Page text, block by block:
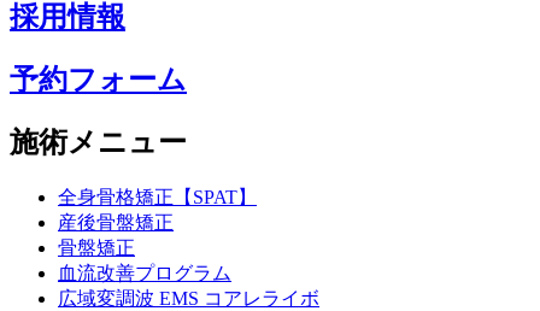
採用情報
予約フォーム
施術メニュー
全身骨格矯正【SPAT】
産後骨盤矯正
骨盤矯正
血流改善プログラム
広域変調波 EMS コアレライボ